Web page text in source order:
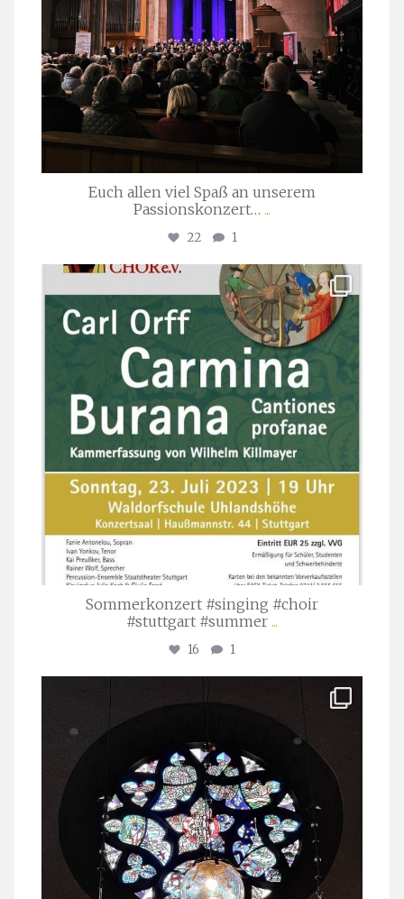
Euch allen viel Spaß an unserem
Passionskonzert… ...
22 1
stuttgarter_oratorienchor
Juli 22
Sommerkonzert #singing #choir
#stuttgart #summer ...
16 1
Apr. 1